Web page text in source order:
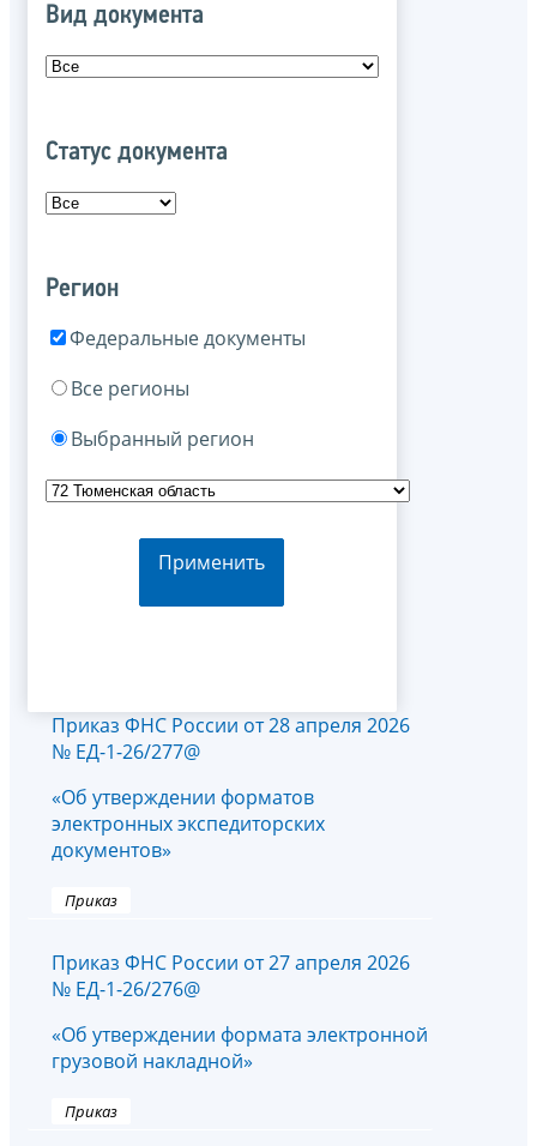
Вид документа
Статус документа
Регион
Федеральные документы
Все регионы
Выбранный регион
Применить
Приказ ФНС России от 28 апреля 2026
№ ЕД-1-26/277@
«Об утверждении форматов
электронных экспедиторских
документов»
Приказ
Приказ ФНС России от 27 апреля 2026
№ ЕД-1-26/276@
«Об утверждении формата электронной
грузовой накладной»
Приказ